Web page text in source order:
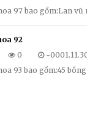
97 bao gồm:Lan vũ
92
0
-
93 bao gồm:45